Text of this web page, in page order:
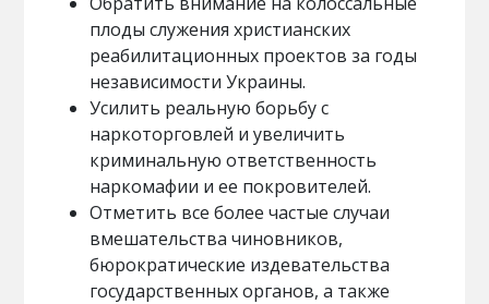
плоды служения христианских
реабилитационных проектов за годы
независимости Украины.
Усилить реальную борьбу с
наркоторговлей и увеличить
криминальную ответственность
наркомафии и ее покровителей.
Отметить все более частые случаи
вмешательства чиновников,
бюрократические издевательства
государственных органов, а также